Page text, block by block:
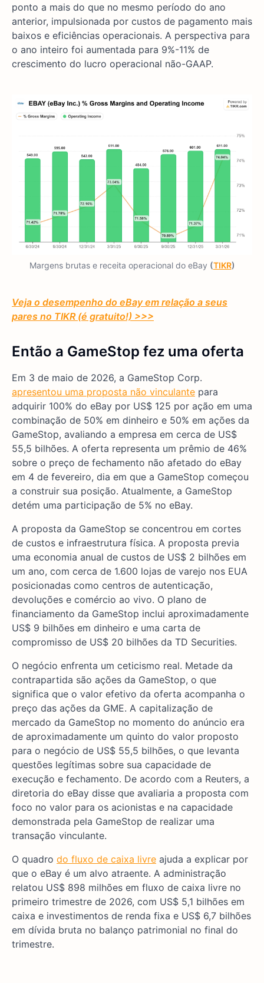
ponto a mais do que no mesmo período do ano
anterior, impulsionada por custos de pagamento mais
baixos e eficiências operacionais. A perspectiva para
o ano inteiro foi aumentada para 9%-11% de
crescimento do lucro operacional não-GAAP.
Margens brutas e receita operacional do eBay (TIKR)
Veja o desempenho do eBay em relação a seus
pares no TIKR (é gratuito!) >>>
Então a GameStop fez uma oferta
Em 3 de maio de 2026, a GameStop Corp.
apresentou uma proposta não vinculante para
adquirir 100% do eBay por US$ 125 por ação em uma
combinação de 50% em dinheiro e 50% em ações da
GameStop, avaliando a empresa em cerca de US$
55,5 bilhões. A oferta representa um prêmio de 46%
sobre o preço de fechamento não afetado do eBay
em 4 de fevereiro, dia em que a GameStop começou
a construir sua posição. Atualmente, a GameStop
detém uma participação de 5% no eBay.
A proposta da GameStop se concentrou em cortes
de custos e infraestrutura física. A proposta previa
uma economia anual de custos de US$ 2 bilhões em
um ano, com cerca de 1.600 lojas de varejo nos EUA
posicionadas como centros de autenticação,
devoluções e comércio ao vivo. O plano de
financiamento da GameStop inclui aproximadamente
US$ 9 bilhões em dinheiro e uma carta de
compromisso de US$ 20 bilhões da TD Securities.
O negócio enfrenta um ceticismo real. Metade da
contrapartida são ações da GameStop, o que
significa que o valor efetivo da oferta acompanha o
preço das ações da GME. A capitalização de
mercado da GameStop no momento do anúncio era
de aproximadamente um quinto do valor proposto
para o negócio de US$ 55,5 bilhões, o que levanta
questões legítimas sobre sua capacidade de
execução e fechamento. De acordo com a Reuters, a
diretoria do eBay disse que avaliaria a proposta com
foco no valor para os acionistas e na capacidade
demonstrada pela GameStop de realizar uma
transação vinculante.
O quadro do fluxo de caixa livre ajuda a explicar por
que o eBay é um alvo atraente. A administração
relatou US$ 898 milhões em fluxo de caixa livre no
primeiro trimestre de 2026, com US$ 5,1 bilhões em
caixa e investimentos de renda fixa e US$ 6,7 bilhões
em dívida bruta no balanço patrimonial no final do
trimestre.